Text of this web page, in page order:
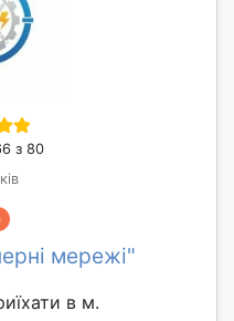
з 80
мережі"
в м.